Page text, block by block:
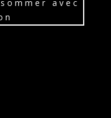
avec